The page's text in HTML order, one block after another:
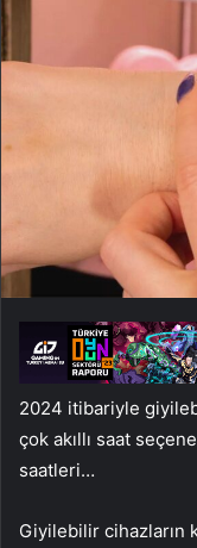
2024 itibariyle
çok akıllı saat
saatleri…
Giyilebilir cihazların